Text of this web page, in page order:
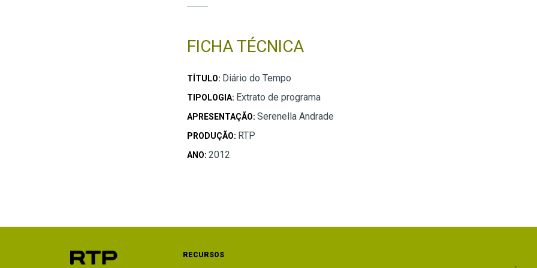
FICHA TÉCNICA
TÍTULO: Diário do Tempo
TIPOLOGIA: Extrato de programa
APRESENTAÇÃO: Serenella Andrade
PRODUÇÃO: RTP
ANO: 2012
RECURSOS